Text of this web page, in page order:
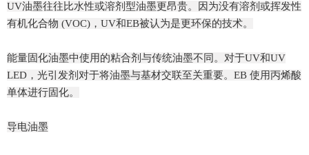
UV油墨往往比水性或溶剂型油墨更昂贵。因为没有溶剂或挥发性
有机化合物 (VOC)，UV和EB被认为是更环保的技术。
能量固化油墨中使用的粘合剂与传统油墨不同。对于UV和UV
LED，光引发剂对于将油墨与基材交联至关重要。EB 使用丙烯酸
单体进行固化。
导电油墨